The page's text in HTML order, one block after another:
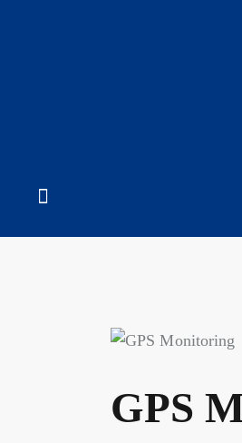
GPS